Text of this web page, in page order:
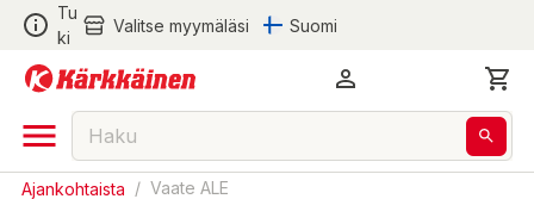
Tu
ki
Valitse myymäläsi Suomi
Ajankohtaista / Vaate ALE